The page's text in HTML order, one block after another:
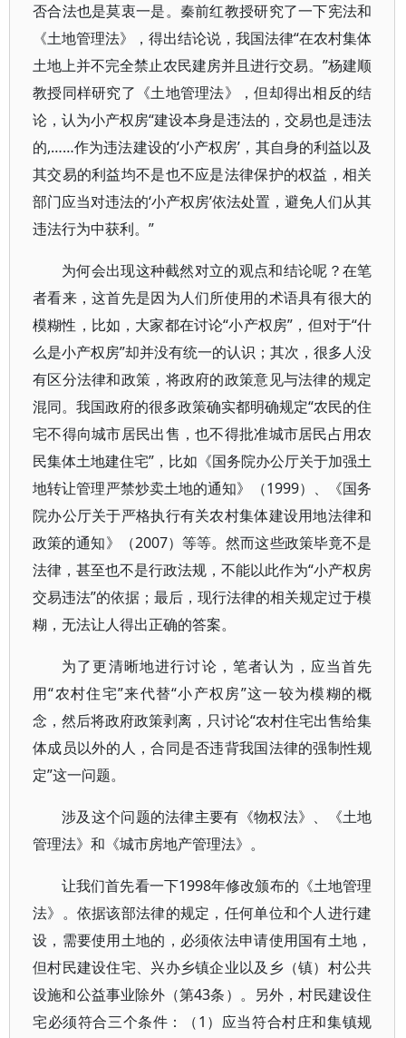
否合法也是莫衷一是。秦前红教授研究了一下宪法和
《土地管理法》，得出结论说，我国法律“在农村集体
土地上并不完全禁止农民建房并且进行交易。”杨建顺
教授同样研究了《土地管理法》，但却得出相反的结
论，认为小产权房“建设本身是违法的，交易也是违法
的,……作为违法建设的‘小产权房’，其自身的利益以及
其交易的利益均不是也不应是法律保护的权益，相关
部门应当对违法的‘小产权房’依法处置，避免人们从其
违法行为中获利。”
为何会出现这种截然对立的观点和结论呢？在笔
者看来，这首先是因为人们所使用的术语具有很大的
模糊性，比如，大家都在讨论“小产权房”，但对于“什
么是小产权房”却并没有统一的认识；其次，很多人没
有区分法律和政策，将政府的政策意见与法律的规定
混同。我国政府的很多政策确实都明确规定“农民的住
宅不得向城市居民出售，也不得批准城市居民占用农
民集体土地建住宅”，比如《国务院办公厅关于加强土
地转让管理严禁炒卖土地的通知》（1999）、《国务
院办公厅关于严格执行有关农村集体建设用地法律和
政策的通知》（2007）等等。然而这些政策毕竟不是
法律，甚至也不是行政法规，不能以此作为“小产权房
交易违法”的依据；最后，现行法律的相关规定过于模
糊，无法让人得出正确的答案。
为了更清晰地进行讨论，笔者认为，应当首先
用“农村住宅”来代替“小产权房”这一较为模糊的概
念，然后将政府政策剥离，只讨论“农村住宅出售给集
体成员以外的人，合同是否违背我国法律的强制性规
定”这一问题。
涉及这个问题的法律主要有《物权法》、《土地
管理法》和《城市房地产管理法》。
让我们首先看一下1998年修改颁布的《土地管理
法》。依据该部法律的规定，任何单位和个人进行建
设，需要使用土地的，必须依法申请使用国有土地，
但村民建设住宅、兴办乡镇企业以及乡（镇）村公共
设施和公益事业除外（第43条）。另外，村民建设住
宅必须符合三个条件：（1）应当符合村庄和集镇规